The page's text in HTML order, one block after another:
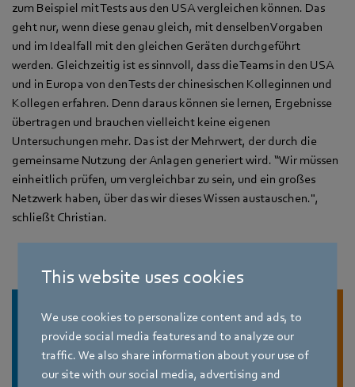
This website uses cookies
We use cookies to personalize content and ads, to
provide social media features and to analyze our
traffic. We also share information about your use of
our site with our social media, advertising and
zum Beispiel mit Tests aus den USA vergleichen können. Das
geht nur, wenn diese genau gleich, mit denselben Vorgaben
und im Idealfall mit den gleichen Geräten durchgeführt
werden. Gleichzeitig ist es sinnvoll, dass die Teams in den USA
und in Europa von den Tests der chinesischen Kolleginnen und
Kollegen erfahren. Denn daraus können sie lernen, Ergebnisse
übertragen und brauchen vielleicht keine eigenen
Untersuchungen mehr. Das ist der Mehrwert, der durch die
gemeinsame Nutzung der Anlagen generiert wird. “Wir müssen
einheitlich prüfen, um vergleichbar zu sein, und ein großes
Netzwerk haben, über das wir dieses Wissen austauschen.",
schließt Christian.